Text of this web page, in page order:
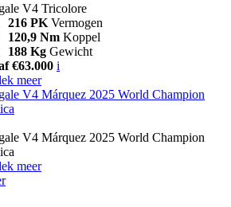
V4 Tricolore
216 PK Vermogen
120,9 Nm Koppel
188 Kg Gewicht
€63.000 i
meer
V4 Márquez 2025 World Champion
V4 Márquez 2025 World Champion
meer